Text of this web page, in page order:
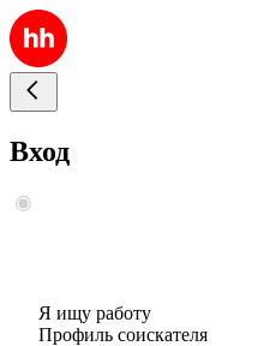
Вход
Я ищу работу
Профиль соискателя